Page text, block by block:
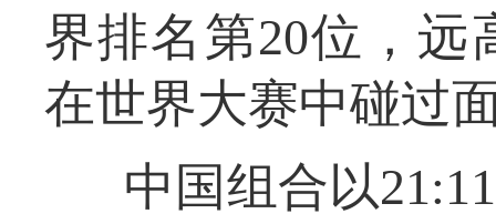
界排名第20位，远
在世界大赛中碰过
中国组合以